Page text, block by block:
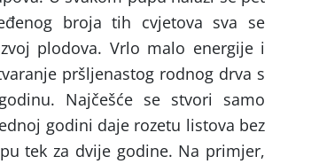
broja tih cvjetova sva se
plodova. Vrlo malo energije i
pršljenastog rodnog drva s
Najčešće se stvori samo
godini daje rozetu listova bez
tek za dvije godine. Na primjer,